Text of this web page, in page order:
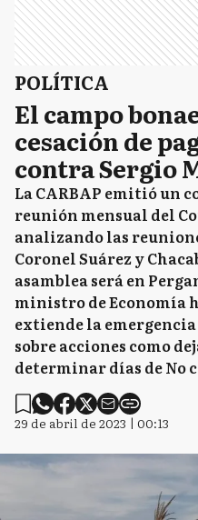
POLÍTICA
El campo
cesación de
contra Sergio
La CARBAP emitió un
reunión mensual del
analizando las
Coronel Suárez y
asamblea será en
ministro de Economía
extiende la
sobre acciones como
determinar días de No
29 de abril de 2023 | 00:13